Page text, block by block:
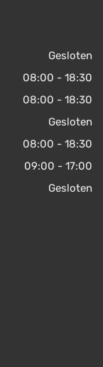
Gesloten
08:00 - 18:30
08:00 - 18:30
Gesloten
08:00 - 18:30
09:00 - 17:00
Gesloten